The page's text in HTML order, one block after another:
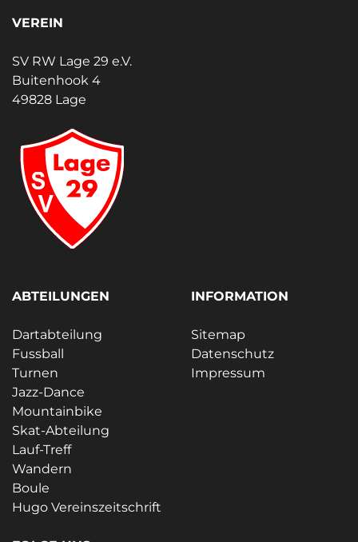
VEREIN
SV RW Lage 29 e.V.
Buitenhook 4
49828 Lage
ABTEILUNGEN
Dartabteilung
Fussball
Turnen
Jazz-Dance
Mountainbike
Skat-Abteilung
Lauf-Treff
Wandern
Boule
Hugo Vereinszeitschrift
INFORMATION
Sitemap
Datenschutz
Impressum